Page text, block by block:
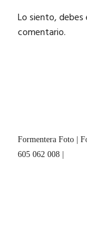
Lo siento,
comentario.
Formentera Foto |
605 062 008 |